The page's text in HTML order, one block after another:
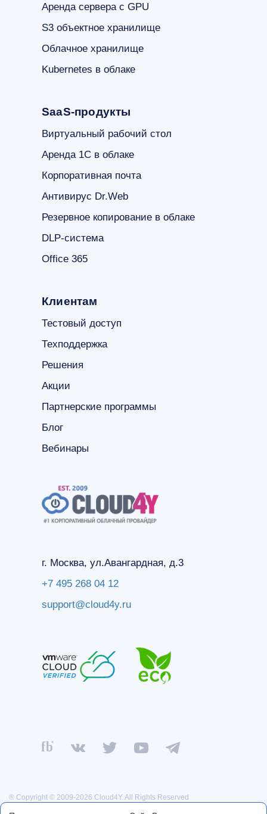
Аренда сервера с GPU
S3 объектное хранилище
Облачное хранилище
Kubernetes в облаке
SaaS-продукты
Виртуальный рабочий стол
Аренда 1С в облаке
Корпоративная почта
Антивирус Dr.Web
Резервное копирование в облаке
DLP-система
Office 365
Клиентам
Тестовый доступ
Техподдержка
Решения
Акции
Партнерские программы
Блог
Вебинары
г. Москва, ул.Авангардная, д.3
+7 495 268 04 12
support@cloud4y.ru
® Copyright © 2009-2026 Cloud4Y. All Rights Reserved
Политика конфиденциальности